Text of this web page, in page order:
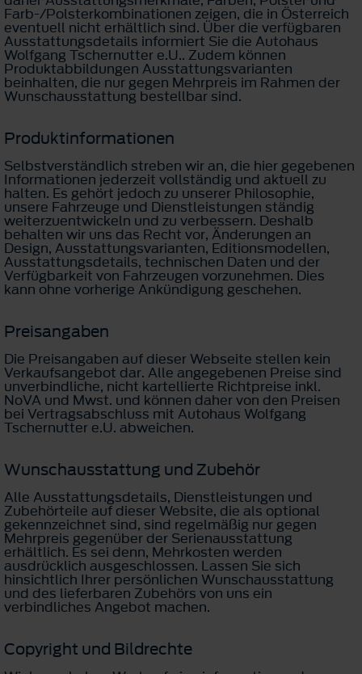
Farb-/Polsterkombinationen zeigen, die in Österreich
eventuell nicht erhältlich sind. Über die verfügbaren
Ausstattungsdetails informiert Sie die Autohaus
Wolfgang Tschernutter e.U.. Zudem können
Produktabbildungen Ausstattungsvarianten
beinhalten, die nur gegen Mehrpreis im Rahmen der
Wunschausstattung bestellbar sind.
Produktinformationen
Selbstverständlich streben wir an, die hier gegebenen
Informationen jederzeit vollständig und aktuell zu
halten. Es gehört jedoch zu unserer Philosophie,
unsere Fahrzeuge und Dienstleistungen ständig
weiterzuentwickeln und zu verbessern. Deshalb
behalten wir uns das Recht vor, Änderungen an
Design, Ausstattungsvarianten, Editionsmodellen,
Ausstattungsdetails, technischen Daten und der
Verfügbarkeit von Fahrzeugen vorzunehmen. Dies
kann ohne vorherige Ankündigung geschehen.
Preisangaben
Die Preisangaben auf dieser Webseite stellen kein
Verkaufsangebot dar. Alle angegebenen Preise sind
unverbindliche, nicht kartellierte Richtpreise inkl.
NoVA und Mwst. und können daher von den Preisen
bei Vertragsabschluss mit Autohaus Wolfgang
Tschernutter e.U. abweichen.
Wunschausstattung und Zubehör
Alle Ausstattungsdetails, Dienstleistungen und
Zubehörteile auf dieser Website, die als optional
gekennzeichnet sind, sind regelmäßig nur gegen
Mehrpreis gegenüber der Serienausstattung
erhältlich. Es sei denn, Mehrkosten werden
ausdrücklich ausgeschlossen. Lassen Sie sich
hinsichtlich Ihrer persönlichen Wunschausstattung
und des lieferbaren Zubehörs von uns ein
verbindliches Angebot machen.
Copyright und Bildrechte